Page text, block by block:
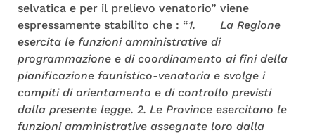
selvatica e per il prelievo venatorio” viene
espressamente stabilito che : “1. La Regione
esercita le funzioni amministrative di
programmazione e di coordinamento ai fini della
pianificazione faunistico-venatoria e svolge i
compiti di orientamento e di controllo previsti
dalla presente legge. 2. Le Province esercitano le
funzioni amministrative assegnate loro dalla